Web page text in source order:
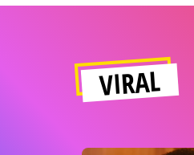
VIRAL